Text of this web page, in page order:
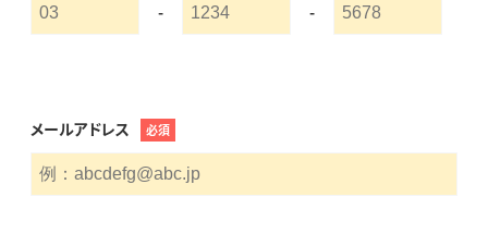
- -
メールアドレス 必須